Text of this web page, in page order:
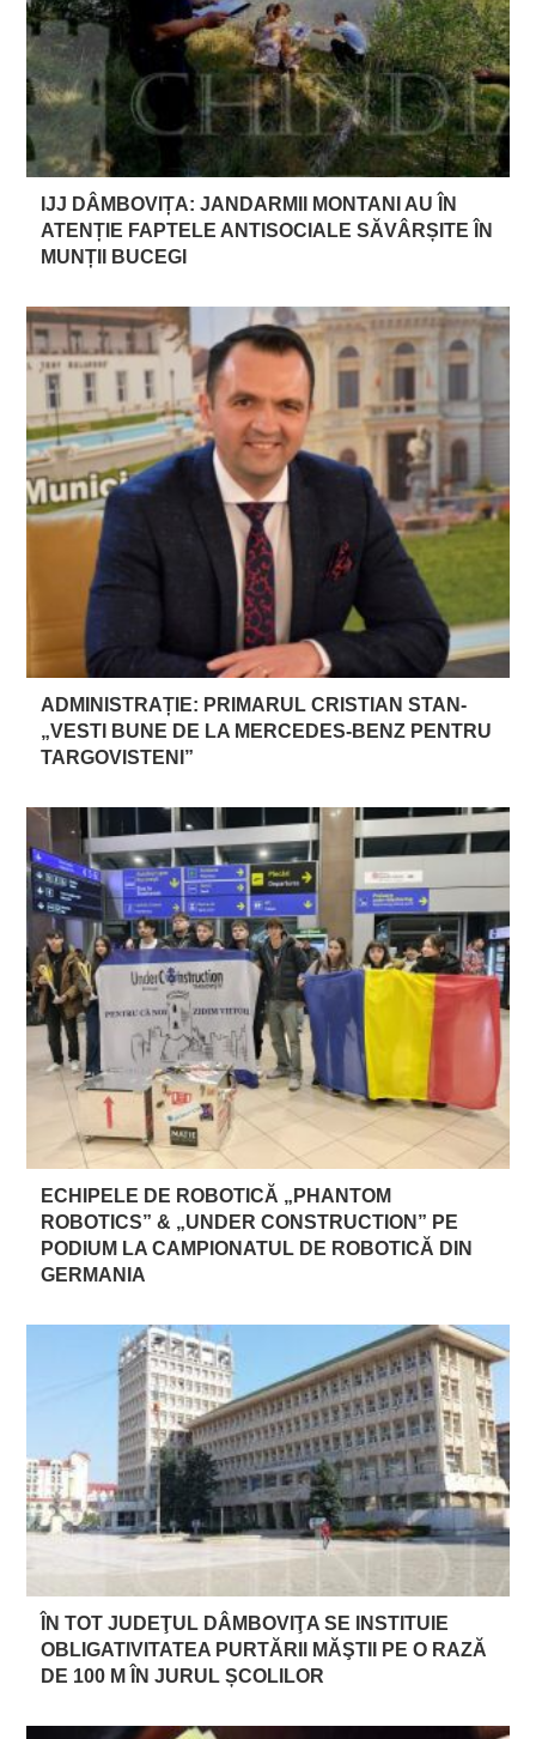
IJJ DÂMBOVIȚA: JANDARMII MONTANI AU ÎN
ATENȚIE FAPTELE ANTISOCIALE SĂVÂRȘITE ÎN
MUNȚII BUCEGI
ADMINISTRAȚIE: PRIMARUL CRISTIAN STAN-
„VESTI BUNE DE LA MERCEDES-BENZ PENTRU
TARGOVISTENI”
ECHIPELE DE ROBOTICĂ „PHANTOM
ROBOTICS” & „UNDER CONSTRUCTION” PE
PODIUM LA CAMPIONATUL DE ROBOTICĂ DIN
GERMANIA
ÎN TOT JUDEŢUL DÂMBOVIŢA SE INSTITUIE
OBLIGATIVITATEA PURTĂRII MĂŞTII PE O RAZĂ
DE 100 M ÎN JURUL ȘCOLILOR